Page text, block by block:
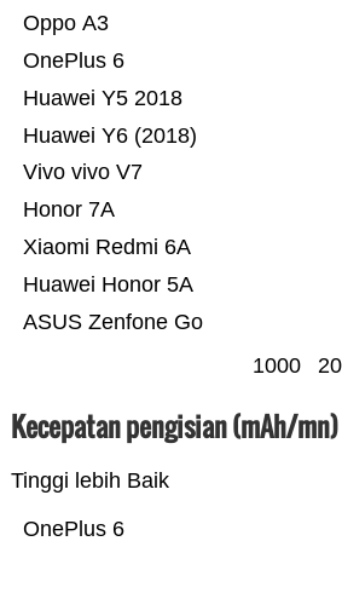
ASUS Zenfone Go
Huawei Honor 5A
Xiaomi Redmi 6A
Honor 7A
Vivo vivo V7
Huawei Y6 (2018)
Huawei Y5 2018
OnePlus 6
Oppo A3
1000
Kecepatan pengisian (mAh/mn)
Tinggi lebih Baik
OnePlus 6